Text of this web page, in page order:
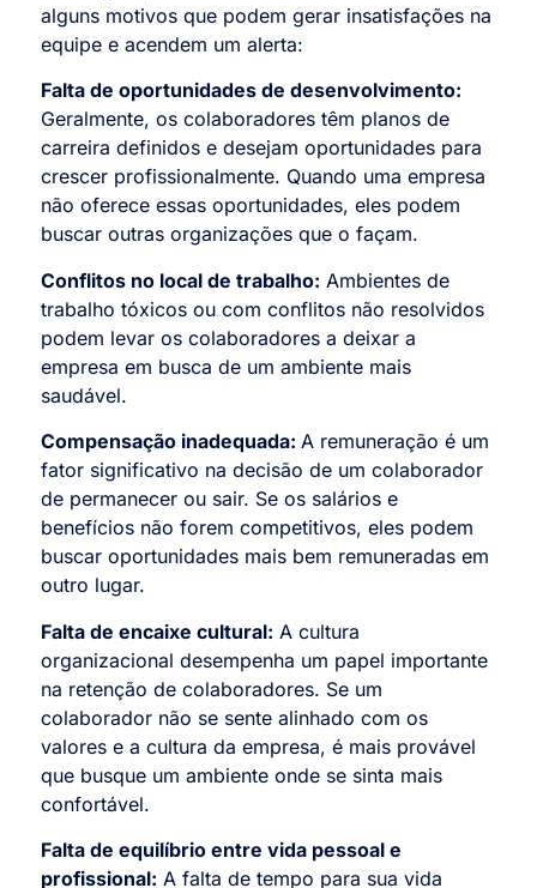
alguns motivos que podem gerar insatisfações na
equipe e acendem um alerta:
Falta de oportunidades de desenvolvimento:
Geralmente, os colaboradores têm planos de
carreira definidos e desejam oportunidades para
crescer profissionalmente. Quando uma empresa
não oferece essas oportunidades, eles podem
buscar outras organizações que o façam.
Conflitos no local de trabalho: Ambientes de
trabalho tóxicos ou com conflitos não resolvidos
podem levar os colaboradores a deixar a
empresa em busca de um ambiente mais
saudável.
Compensação inadequada: A remuneração é um
fator significativo na decisão de um colaborador
de permanecer ou sair. Se os salários e
benefícios não forem competitivos, eles podem
buscar oportunidades mais bem remuneradas em
outro lugar.
Falta de encaixe cultural: A cultura
organizacional desempenha um papel importante
na retenção de colaboradores. Se um
colaborador não se sente alinhado com os
valores e a cultura da empresa, é mais provável
que busque um ambiente onde se sinta mais
confortável.
Falta de equilíbrio entre vida pessoal e
profissional: A falta de tempo para sua vida